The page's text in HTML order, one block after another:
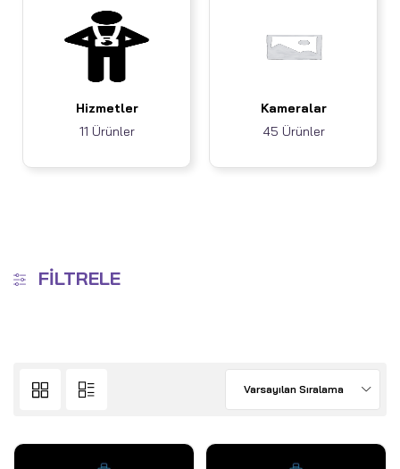
Hizmetler
11 Ürünler
Kameralar
45 Ürünler
FILTRELE
Varsayılan Sıralama